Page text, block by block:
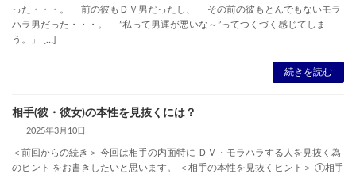
った・・・。 前の彼もＤＶ男だったし、 その前の彼もとんでもないモラ
ハラ男だった・・・。 ”私って男運が悪いな～”ってつくづく感じてしま
う。」 […]
続きを読む
相手(彼・彼女)の本性を見抜くには？
2025年3月10日
＜前回からの続き＞ 今回は相手の内面特に ＤＶ・モラハラする人を見抜く為
のヒント をお書きしたいと思います。 ＜相手の本性を見抜くヒント＞ ①相手